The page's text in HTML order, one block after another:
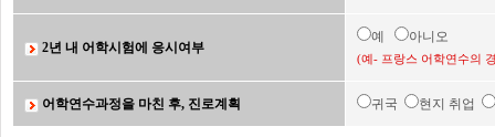
2년 내 어학시험에 응시여부
예 아니오
(예- 프랑스 어학연수의
어학연수과정을 마친 후, 진로계획 귀국 현지 취업